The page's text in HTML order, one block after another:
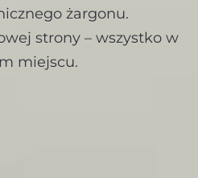
żargonu.
strony – wszystko w
miejscu.